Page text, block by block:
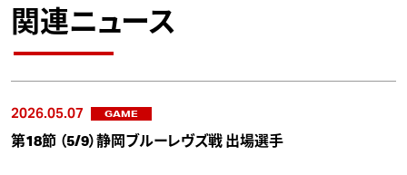
関連ニュース
2026.05.07 GAME
第18節 （5/9）静岡ブルーレヴズ戦 出場選手